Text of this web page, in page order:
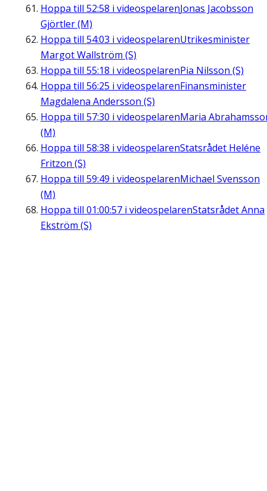
Hoppa till 52:58 i videospelarenJonas Jacobsson
Gjörtler (M)
Hoppa till 54:03 i videospelarenUtrikesminister
Margot Wallström (S)
Hoppa till 55:18 i videospelarenPia Nilsson (S)
Hoppa till 56:25 i videospelarenFinansminister
Magdalena Andersson (S)
Hoppa till 57:30 i videospelarenMaria
(M)
Hoppa till 58:38 i videospelarenStatsrådet Heléne
Fritzon (S)
Hoppa till 59:49 i videospelarenMichael Svensson
(M)
Hoppa till 01:00:57 i videospelarenStatsrådet Anna
Ekström (S)